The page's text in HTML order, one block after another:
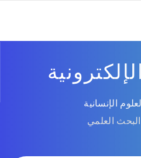
الإنسانية
العلمي